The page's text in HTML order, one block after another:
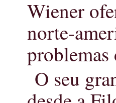
Wiener
norte-
O seu